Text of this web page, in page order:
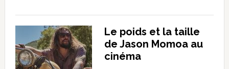
un
choix
complet
Le poids et la taille
de Jason Momoa au
cinéma